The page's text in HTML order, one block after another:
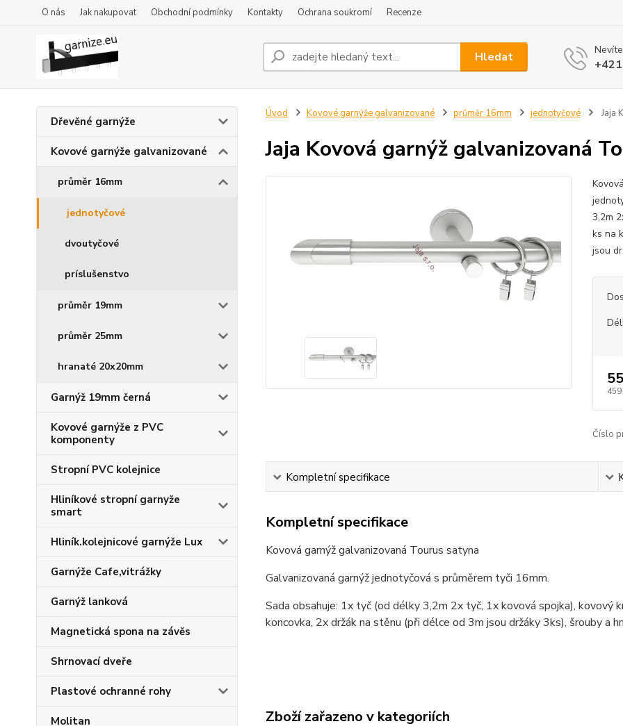
O nás Jak nakupovat Obchodní podmínky Kontakty Ochrana soukromí Recenze
Hledat
Dřevěné garnýže
Kovové garnýže galvanizované
průměr 16mm
jednotyčové
dvoutyčové
príslušenstvo
průměr 19mm
průměr 25mm
hranaté 20x20mm
Garnýž 19mm černá
Kovové garnýže z PVC
komponenty
Stropní PVC kolejnice
Hliníkové stropní garnyže
smart
Hliník.kolejnicové garnýže Lux
Garnýže Cafe,vitrážky
Garnýž lanková
Magnetická spona na závěs
Shrnovací dveře
Plastové ochranné rohy
Molitan
Úvod Kovové garnýže galvanizované průměr 16mm jednotyčové Jaja
Jaja Kovová garnýž galvanizovaná
3,2m
ks na
jsou
459
Číslo
Kompletní specifikace
Kompletní specifikace
Kovová garnýž galvanizovaná Tourus satyna
Galvanizovaná garnýž jednotyčová s průměrem tyči 16mm.
Sada obsahuje: 1x tyč (od délky 3,2m 2x tyč, 1x kovová spojka), kovový
koncovka, 2x držák na stěnu (při délce od 3m jsou držáky 3ks), šrouby a
Zboží zařazeno v kategoriích